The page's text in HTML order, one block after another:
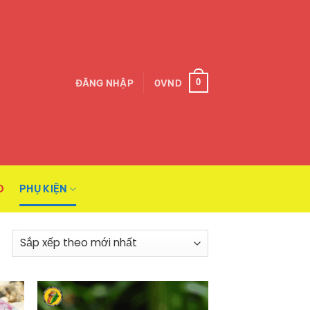
ĐĂNG NHẬP 0VND 0
PHỤ KIỆN